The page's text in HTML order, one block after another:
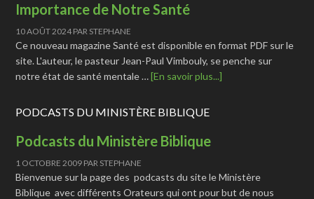
Importance de Notre Santé
10 AOÛT 2024PAR STEPHANE
Ce nouveau magazine Santé est disponible en format PDF sur le
site. L'auteur, le pasteur Jean-Paul Vimbouly, se penche sur
notre état de santé mentale …[En savoir plus...]
PODCASTS DU MINISTÈRE BIBLIQUE
Podcasts du Ministère Biblique
1 OCTOBRE 2009 PAR STEPHANE
Bienvenue sur la page des podcasts du site le Ministère
Biblique avec différents Orateurs qui ont pour but de nous